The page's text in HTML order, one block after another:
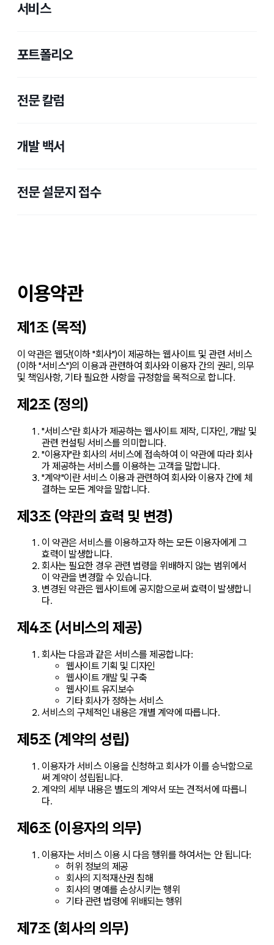
서비스
포트폴리오
전문 칼럼
개발 백서
전문 설문지 접수
이용약관
제1조 (목적)
이 약관은 웹닷(이하 "회사")이 제공하는 웹사이트 및 관련 서비스
(이하 "서비스")의 이용과 관련하여 회사와 이용자 간의 권리, 의무
및 책임사항, 기타 필요한 사항을 규정함을 목적으로 합니다.
제2조 (정의)
"서비스"란 회사가 제공하는 웹사이트 제작, 디자인, 개발 및
관련 컨설팅 서비스를 의미합니다.
"이용자"란 회사의 서비스에 접속하여 이 약관에 따라 회사
가 제공하는 서비스를 이용하는 고객을 말합니다.
"계약"이란 서비스 이용과 관련하여 회사와 이용자 간에 체
결하는 모든 계약을 말합니다.
제3조 (약관의 효력 및 변경)
이 약관은 서비스를 이용하고자 하는 모든 이용자에게 그
효력이 발생합니다.
회사는 필요한 경우 관련 법령을 위배하지 않는 범위에서
이 약관을 변경할 수 있습니다.
변경된 약관은 웹사이트에 공지함으로써 효력이 발생합니
다.
제4조 (서비스의 제공)
회사는 다음과 같은 서비스를 제공합니다:
웹사이트 기획 및 디자인
웹사이트 개발 및 구축
웹사이트 유지보수
기타 회사가 정하는 서비스
서비스의 구체적인 내용은 개별 계약에 따릅니다.
제5조 (계약의 성립)
이용자가 서비스 이용을 신청하고 회사가 이를 승낙함으로
써 계약이 성립됩니다.
계약의 세부 내용은 별도의 계약서 또는 견적서에 따릅니
다.
제6조 (이용자의 의무)
이용자는 서비스 이용 시 다음 행위를 하여서는 안 됩니다:
허위 정보의 제공
회사의 지적재산권 침해
회사의 명예를 손상시키는 행위
기타 관련 법령에 위배되는 행위
제7조 (회사의 의무)